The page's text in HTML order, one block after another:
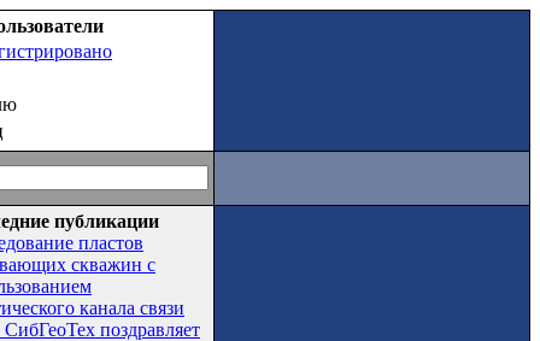
публикации
пластов
скважин с
канала связи
поздравляет